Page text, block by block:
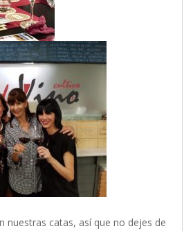
nuestras catas, así que no dejes de